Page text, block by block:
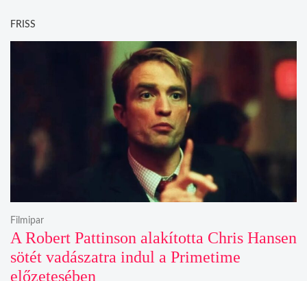
FRISS
A Robert Pattinson alakította Chris Hansen
sötét vadászatra indul a Primetime
előzetesében
Filmipar